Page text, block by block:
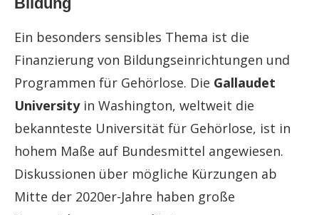
Ein besonders sensibles Thema ist die
Finanzierung von Bildungseinrichtungen und
Programmen für Gehörlose. Die Gallaudet
Universityin Washington, weltweit die
bekannteste Universität für Gehörlose, ist in
hohem Maße auf Bundesmittel angewiesen.
Diskussionen über mögliche Kürzungen ab
Mitte der 2020er-Jahre haben große